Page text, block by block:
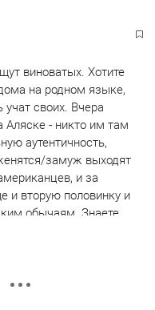
виноватых. Хотите
на родном языке,
учат своих. Вчера
Аляске - никто им там
аутентичность,
замуж выходят
и за
и вторую половинку и
обычаям. Знаете
в школе - на
родном, русском.
в семье - хоть
были 2000-е с